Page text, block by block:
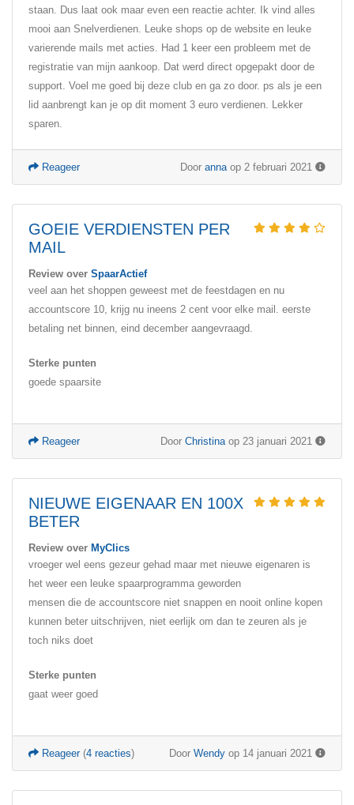
staan. Dus laat ook maar even een reactie achter. Ik vind alles
mooi aan Snelverdienen. Leuke shops op de website en leuke
varierende mails met acties. Had 1 keer een probleem met de
registratie van mijn aankoop. Dat werd direct opgepakt door de
support. Voel me goed bij deze club en ga zo door. ps als je een
lid aanbrengt kan je op dit moment 3 euro verdienen. Lekker
sparen.
Door anna op 2 februari 2021
Reageer
GOEIE VERDIENSTEN PER
MAIL
Review over SpaarActief
veel aan het shoppen geweest met de feestdagen en nu
accountscore 10, krijg nu ineens 2 cent voor elke mail. eerste
betaling net binnen, eind december aangevraagd.
Sterke punten
goede spaarsite
Door Christina op 23 januari 2021
Reageer
NIEUWE EIGENAAR EN 100X
BETER
Review over MyClics
vroeger wel eens gezeur gehad maar met nieuwe eigenaren is
het weer een leuke spaarprogramma geworden
mensen die de accountscore niet snappen en nooit online kopen
kunnen beter uitschrijven, niet eerlijk om dan te zeuren als je
toch niks doet
Sterke punten
gaat weer goed
Door Wendy op 14 januari 2021
Reageer(4 reacties)